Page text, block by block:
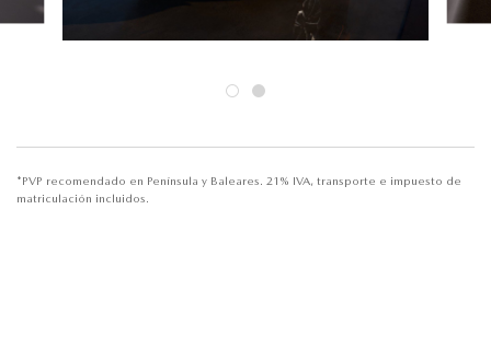
*PVP recomendado en Península y Baleares. 21% IVA, transporte e impuesto de
matriculación incluidos.